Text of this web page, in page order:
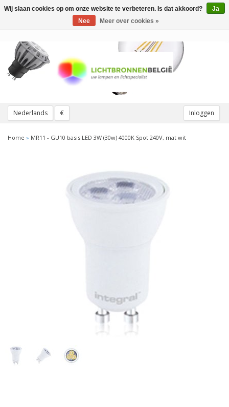
Nederlands € Inloggen
Toggle
Home » MR11 - GU10 basis LED 3W (30w) 4000K Spot 240V, mat wit
Wij slaan cookies op om onze website te verbeteren. Is dat akkoord?
Ja
Nee
Meer over cookies »